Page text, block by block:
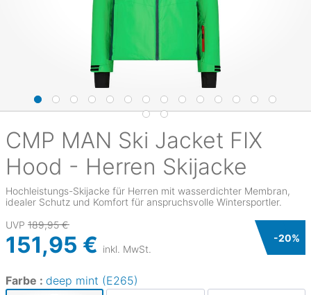
CMP MAN Ski Jacket FIX
Hood - Herren Skijacke
Hochleistungs-Skijacke für Herren mit wasserdichter Membran,
idealer Schutz und Komfort für anspruchsvolle Wintersportler.
UVP 189,95 €
151,95 € inkl. MwSt.
-20%
Farbe : deep mint (E265)